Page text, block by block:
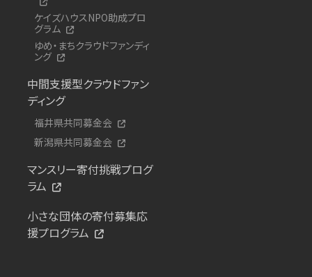
ケイズハウスNPO助成プロ
グラム
ゆめ・まちクラウドファンディ
ング
中間支援型クラウドファン
ディング
福井県共同募金会
新潟県共同募金会
マンスリー寄付挑戦プログ
ラム
小さな団体の寄付募集応
援プログラム